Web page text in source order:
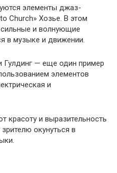
элементы джаз-
Church» Хозье. В этом
и волнующие
в музыке и движении.
Гулдинг — еще один пример
элементов
и
красоту и выразительность
окунуться в